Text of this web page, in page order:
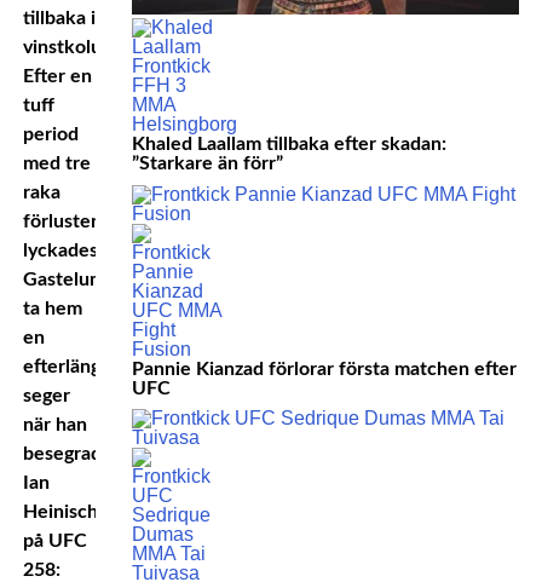
tillbaka i
vinstkolumnen.
Efter en
tuff
period
med tre
raka
förluster
lyckades
Gastelum
ta hem
en
efterlängtad
seger
när han
besegrade
Ian
Heinisch
på UFC
258:
Khaled Laallam tillbaka efter skadan:
”Starkare än förr”
Pannie Kianzad förlorar första matchen efter
UFC